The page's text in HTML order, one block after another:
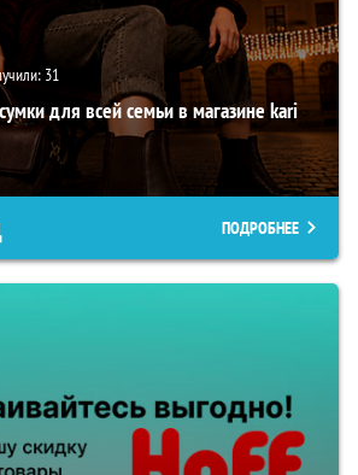
31
для всей семьи в магазине kari
ПОДРОБНЕЕ